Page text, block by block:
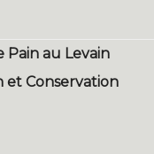
Pain au Levain
et Conservation